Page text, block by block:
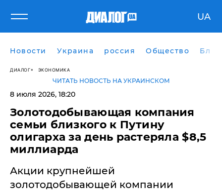
UA
Новости Украина россия Общество
ДИАЛОГ ЭКОНОМИКА
ЧИТАТЬ НОВОСТЬ НА УКРАИНСКОМ
8 июля 2026, 18:20
Золотодобывающая компания
семьи близкого к Путину
олигарха за день растеряла $8,5
миллиарда
Акции крупнейшей
золотодобывающей компании